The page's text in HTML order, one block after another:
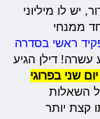
לו מיליוני
ממנחי
ראשי בסדרה
דילן הגיע
שני בפרוגי
השאלות
קצת יותר